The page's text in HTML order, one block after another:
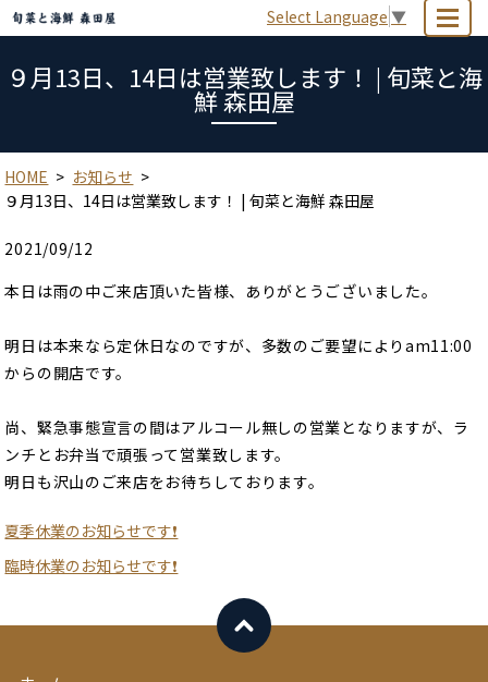
Select Language ▼
９月13日、14日は営業致します！ | 旬菜と海
鮮 森田屋
HOME
お知らせ
９月13日、14日は営業致します！ | 旬菜と海鮮 森田屋
2021/09/12
本日は雨の中ご来店頂いた皆様、ありがとうございました。
明日は本来なら定休日なのですが、多数のご要望によりam11:00
からの開店です。
尚、緊急事態宣言の間はアルコール無しの営業となりますが、ラ
ンチとお弁当で頑張って営業致します。
明日も沢山のご来店をお待ちしております。
夏季休業のお知らせです❗
臨時休業のお知らせです❗